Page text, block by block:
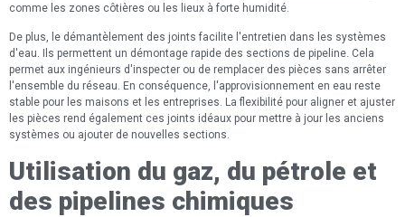
comme les zones côtières ou les lieux à forte humidité.
De plus, le démantèlement des joints facilite l'entretien dans les systèmes
d'eau. Ils permettent un démontage rapide des sections de pipeline. Cela
permet aux ingénieurs d'inspecter ou de remplacer des pièces sans arrêter
l'ensemble du réseau. En conséquence, l'approvisionnement en eau reste
stable pour les maisons et les entreprises. La flexibilité pour aligner et ajuster
les pièces rend également ces joints idéaux pour mettre à jour les anciens
systèmes ou ajouter de nouvelles sections.
Utilisation du gaz, du pétrole et
des pipelines chimiques